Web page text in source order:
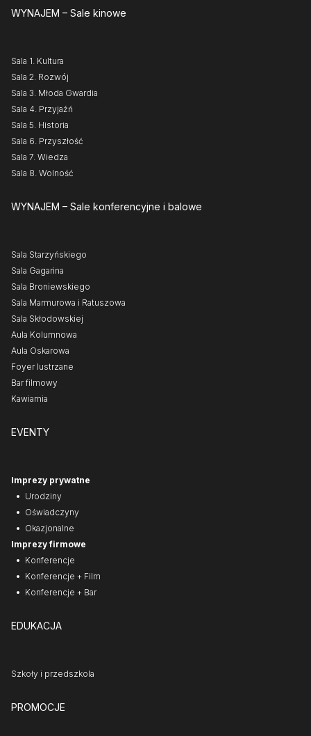
WYNAJEM – Sale kinowe
Sala 1. Kultura
Sala 2. Rozwój
Sala 3. Młoda Gwardia
Sala 4. Przyjaźń
Sala 5. Historia
Sala 6. Przyszłość
Sala 7. Wiedza
Sala 8. Wolność
WYNAJEM – Sale konferencyjne i balowe
Sala Starzyńskiego
Sala Gagarina
Sala Broniewskiego
Sala Marmurowa i Ratuszowa
Sala Skłodowskiej
Aula Kolumnowa
Aula Oskarowa
Foyer lustrzane
Bar filmowy
Kawiarnia
EVENTY
Imprezy prywatne
Urodziny
Oświadczyny
Okazjonalne
Imprezy firmowe
Konferencje
Konferencje + Film
Konferencje + Bar
EDUKACJA
Szkoły i przedszkola
PROMOCJE